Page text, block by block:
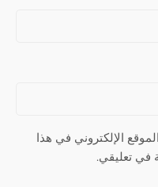
الإلكتروني في هذا
في تعليقي.